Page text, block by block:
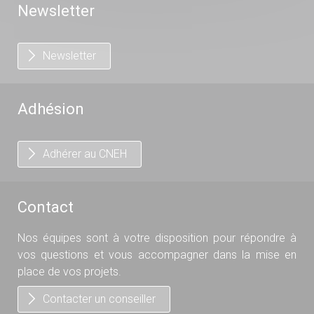
Newsletter
Newsletter
Adhésion
Adhérer au CNEH
Contact
Nos équipes sont à votre disposition pour répondre à
vos questions et vous accompagner dans la mise en
place de vos projets.
Contacter un conseiller